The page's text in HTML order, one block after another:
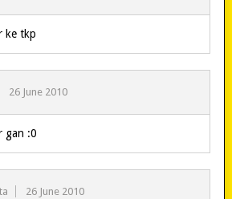
ke tkp
26 June 2010
gan :0
26 June 2010